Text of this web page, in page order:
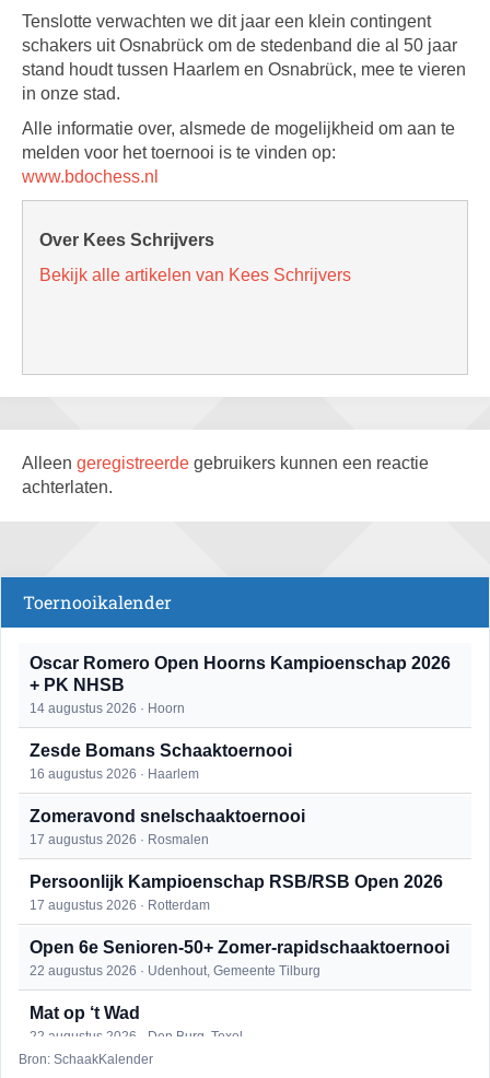
Tenslotte verwachten we dit jaar een klein contingent
schakers uit Osnabrück om de stedenband die al 50 jaar
stand houdt tussen Haarlem en Osnabrück, mee te vieren
in onze stad.
Alle informatie over, alsmede de mogelijkheid om aan te
melden voor het toernooi is te vinden op:
www.bdochess.nl
Over Kees Schrijvers
Bekijk alle artikelen van Kees Schrijvers
Alleen geregistreerde gebruikers kunnen een reactie
achterlaten.
Toernooikalender
Oscar Romero Open Hoorns Kampioenschap 2026
+ PK NHSB
14 augustus 2026 · Hoorn
Zesde Bomans Schaaktoernooi
16 augustus 2026 · Haarlem
Zomeravond snelschaaktoernooi
17 augustus 2026 · Rosmalen
Persoonlijk Kampioenschap RSB/RSB Open 2026
17 augustus 2026 · Rotterdam
Open 6e Senioren-50+ Zomer-rapidschaaktoernooi
22 augustus 2026 · Udenhout, Gemeente Tilburg
Mat op ‘t Wad
22 augustus 2026 · Den Burg, Texel
Bron: SchaakKalender